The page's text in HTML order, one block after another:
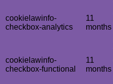
cookielawinfo-
checkbox-analytics
11
months
cookielawinfo-
checkbox-functional
11
months